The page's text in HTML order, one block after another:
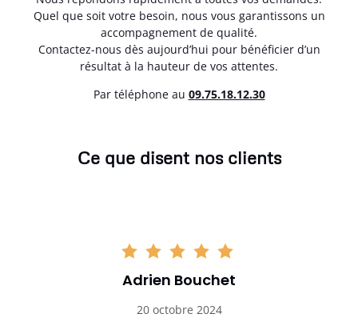
Quel que soit votre besoin, nous vous garantissons un
accompagnement de qualité.
Contactez-nous dès aujourd’hui pour bénéficier d’un
résultat à la hauteur de vos attentes.
Par téléphone au 09.75.18.12.30
Ce que disent nos clients
Adrien Bouchet
20 octobre 2024